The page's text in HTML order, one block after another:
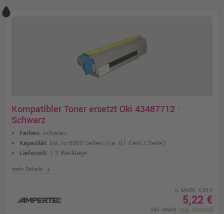
Kompatibler Toner ersetzt Oki 43487712 ·
Schwarz
Farben: schwarz
Kapazität: bis zu 6500 Seiten (ca. 0,1 Cent / Seite)
Lieferzeit: 1-3 Werktage
mehr Details chevron_right
o. MwSt. 4,39 €
5,22 €
inkl. MwSt. zzgl. Versand